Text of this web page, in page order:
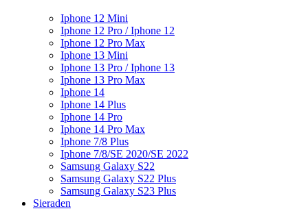
Iphone 12 Mini
Iphone 12 Pro / Iphone 12
Iphone 12 Pro Max
Iphone 13 Mini
Iphone 13 Pro / Iphone 13
Iphone 13 Pro Max
Iphone 14
Iphone 14 Plus
Iphone 14 Pro
Iphone 14 Pro Max
Iphone 7/8 Plus
Iphone 7/8/SE 2020/SE 2022
Samsung Galaxy S22
Samsung Galaxy S22 Plus
Samsung Galaxy S23 Plus
Sieraden